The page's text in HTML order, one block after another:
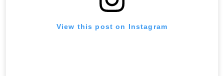
View this post on Instagram